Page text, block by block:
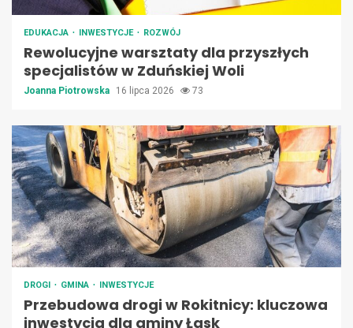
EDUKACJA INWESTYCJE ROZWÓJ
Rewolucyjne warsztaty dla przyszłych
specjalistów w Zduńskiej Woli
Joanna Piotrowska 16 lipca 2026 73
DROGI GMINA INWESTYCJE
Przebudowa drogi w Rokitnicy: kluczowa
inwestycja dla gminy Łask